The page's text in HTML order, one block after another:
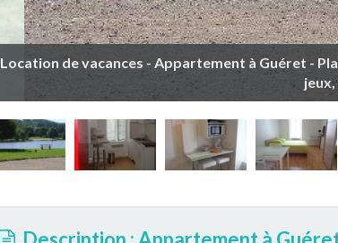
Location de vacances - Appartement à Guéret -